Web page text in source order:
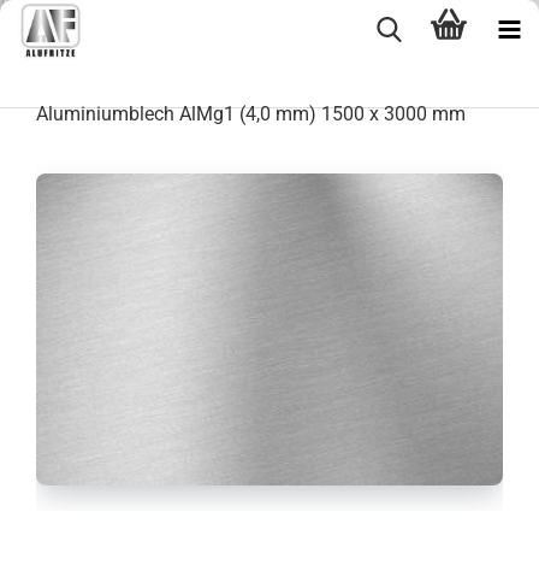
Aluminiumblech AlMg1 (4,0 mm) 1500 x 3000 mm